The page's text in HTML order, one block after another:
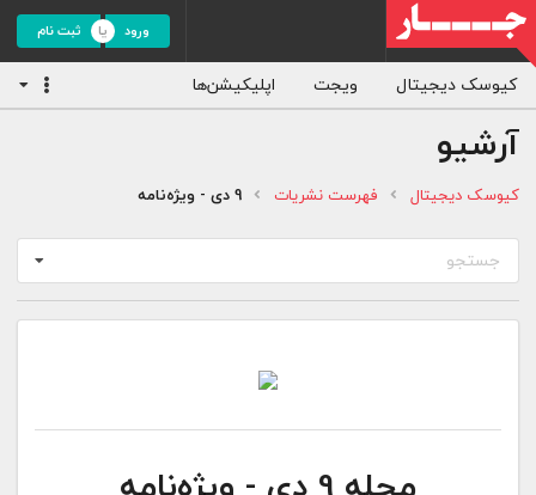
ورود ثبت نام
کیوسک دیجیتال ویجت اپلیکیشن‌ها
آرشیو
کیوسک دیجیتال فهرست نشریات 9 دی - ویژه‌نامه
جستجو